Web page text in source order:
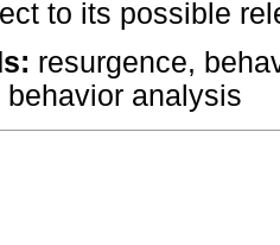
to its possible
resurgence,
behavior analysis